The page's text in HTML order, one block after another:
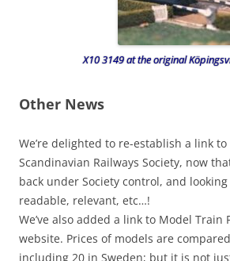
X10 3149 at the original
Other News
We’re delighted to re-establish a link to
Scandinavian Railways Society, now
back under Society control, and
readable, relevant, etc…!
We’ve also added a link to Model Train
website. Prices of models are
including 20 in Sweden; but it is not